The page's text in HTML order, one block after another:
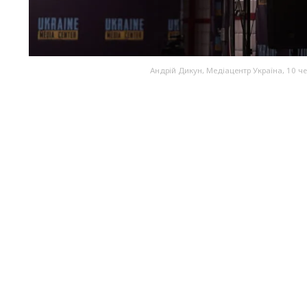
Андрій Дикун, Медіацентр Україна, 10